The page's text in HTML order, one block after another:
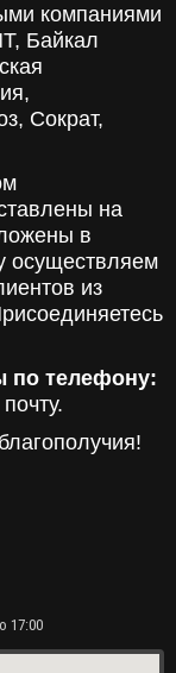
компаниями
Байкал
Сократ,
на
в
осуществляем
из
по телефону:
17:00